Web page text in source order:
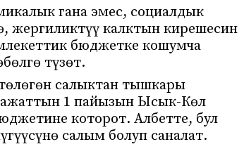
гана эмес, социалдык
жергиликтүү калктын кирешесин
бюджетке кошумча
түзөт.
салыктан тышкары
1 пайызын Ысык-Көл
которот. Албетте, бул
салым болуп саналат.